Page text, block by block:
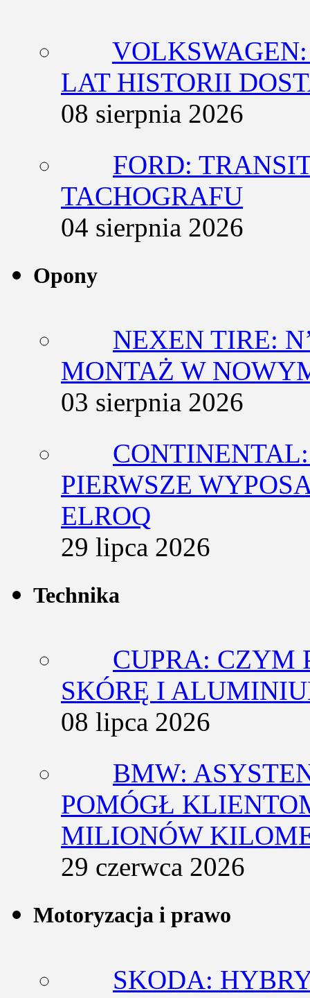
LAT HISTORII
08 sierpnia 2026
FORD:
TACHOGRAFU
04 sierpnia 2026
Opony
NEXEN TIRE:
MONTAŻ W
03 sierpnia 2026
PIERWSZE
ELROQ
29 lipca 2026
Technika
CUPRA: CZYM
SKÓRĘ I
08 lipca 2026
BMW:
POMÓGŁ
MILIONÓW
29 czerwca 2026
Motoryzacja i prawo
SKODA: